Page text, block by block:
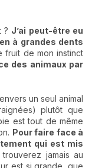
? J’ai peut-être eu
à grandes dents
fruit de mon instinct
des animaux par
un seul animal
plutôt que
est tout de même
Pour faire face à
qui est mis
jamais au